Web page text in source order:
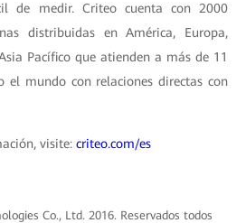
de medir. Criteo cuenta con 2000
distribuidas en América, Europa,
Pacífico que atienden a más de 11
el mundo con relaciones directas con
visite: criteo.com/es
Co., Ltd. 2016. Reservados todos